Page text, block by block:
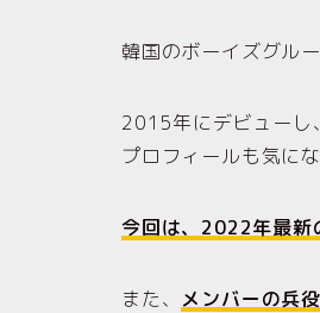
韓国のボーイズグル
2015年にデビューし
プロフィールも気にな
今回は、2022年最新
また、 メンバーの兵